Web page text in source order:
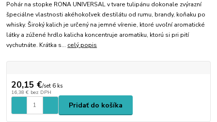
Pohár na stopke RONA UNIVERSAL v tvare tulipánu dokonale zvýrazní
špeciálne vlastnosti akéhokoľvek destilátu od rumu, brandy, koňaku po
whisky. Široký kalich je určený na jemné vírenie, ktoré uvoľní aromatické
látky a zúžené hrdlo kalicha koncentruje aromatiku, ktorú si pri pití
vychutnáte. Krátka s... celý popis
20,15 €/set 6 ks
16,38 € bez DPH
Pridať do košíka